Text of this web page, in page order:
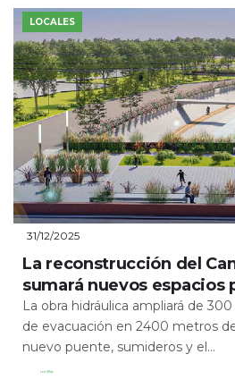
LOCALES
31/12/2025
La reconstrucción del
sumará nuevos espacios
La obra hidráulica ampliará de
de evacuación en 2400 metros
nuevo puente, sumideros y el...
Leer Más